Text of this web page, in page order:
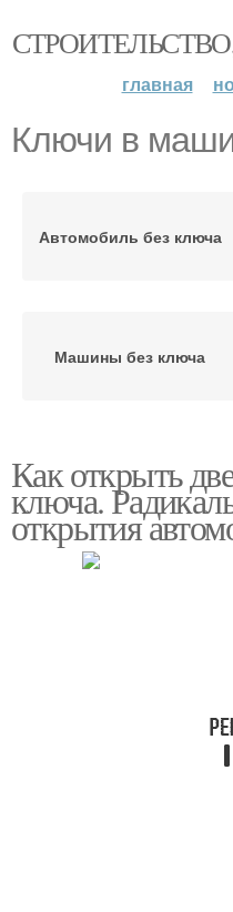
главная
Ключи в
Автомобиль без ключа
Машины без ключа
Как открыть
ключа.
открытия